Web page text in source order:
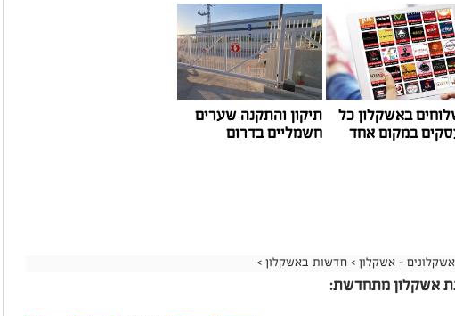
באשקלון כל
במקום אחד
תיקון והתקנה שערים
חשמליים בדרום
- אשקלון > חדשות באשקלון >
אשקלון מתחדשת: